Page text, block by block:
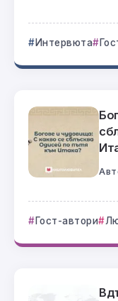
Интервюта
Гост-автори